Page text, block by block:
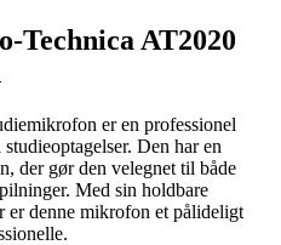
AT2020
er en professionel
Den har en
der gør den velegnet til både
Med sin holdbare
denne mikrofon et pålideligt